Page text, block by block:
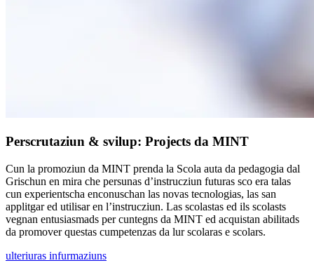
Perscrutaziun & svilup: Projects da MINT
Cun la promoziun da MINT prenda la Scola auta da pedagogia dal
Grischun en mira che persunas d’instrucziun futuras sco era talas
cun experientscha enconuschan las novas tecnologias, las san
applitgar ed utilisar en l’instrucziun. Las scolastas ed ils scolasts
vegnan entusiasmads per cuntegns da MINT ed acquistan abilitads
da promover questas cumpetenzas da lur scolaras e scolars.
ulteriuras infurmaziuns